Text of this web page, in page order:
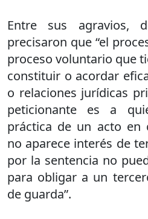
Entre sus agravios,
precisaron que “el
proceso voluntario que
constituir o acordar
o relaciones jurídicas
peticionante es a
práctica de un acto en
no aparece interés de
por la sentencia no
para obligar a un
de guarda”.